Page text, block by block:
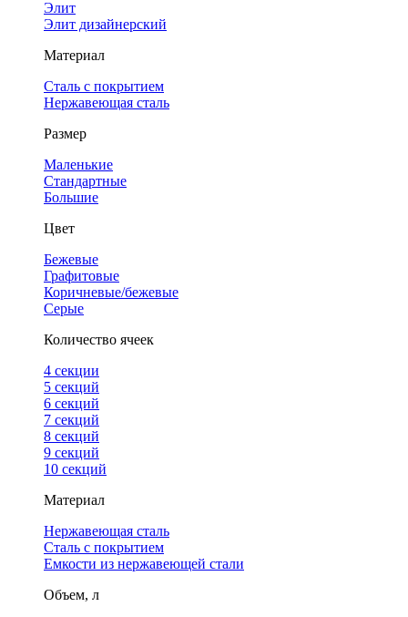
Элит
Элит дизайнерский
Материал
Сталь с покрытием
Нержавеющая сталь
Размер
Маленькие
Стандартные
Большие
Цвет
Бежевые
Графитовые
Коричневые/бежевые
Серые
Количество ячеек
4 cекции
5 секций
6 секций
7 секций
8 секций
9 секций
10 секций
Материал
Нержавеющая сталь
Сталь с покрытием
Емкости из нержавеющей стали
Объем, л